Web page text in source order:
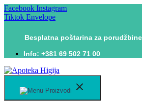
Skočite
na
Facebook Instagram
Tiktok Envelope
Besplatna poštarina za
Info: +381 69 502 71 00
Proizvodi